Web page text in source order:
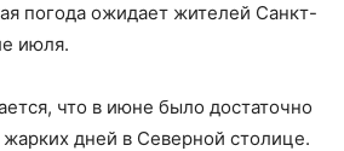
погода ожидает жителей Санкт-
июля.
что в июне было достаточно
дней в Северной столице.